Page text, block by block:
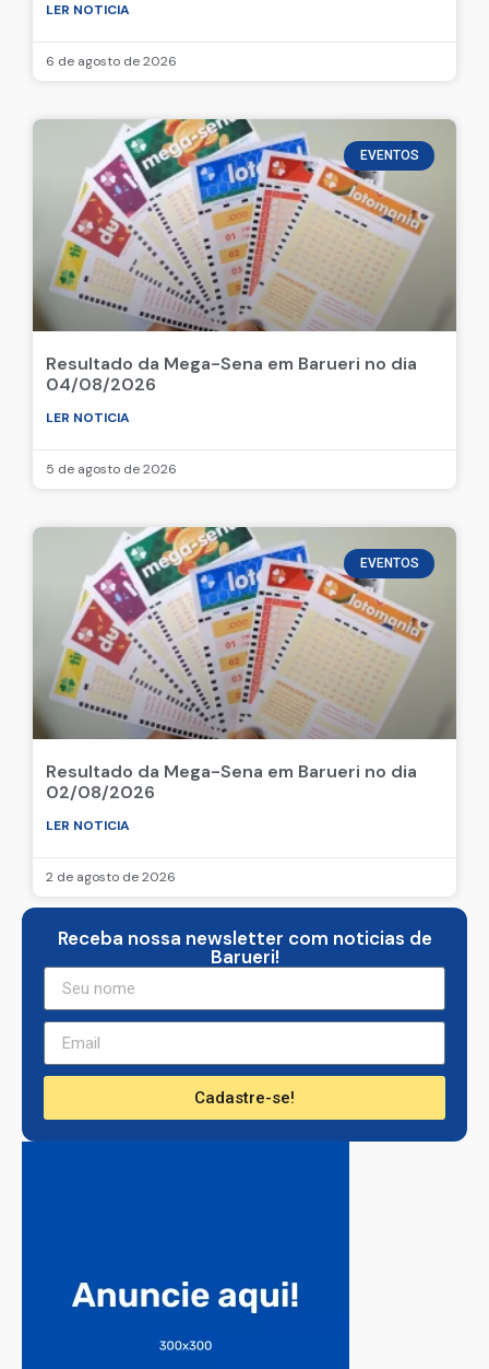
LER NOTICIA
6 de agosto de 2026
EVENTOS
Resultado da Mega-Sena em Barueri no dia
04/08/2026
LER NOTICIA
5 de agosto de 2026
EVENTOS
Resultado da Mega-Sena em Barueri no dia
02/08/2026
LER NOTICIA
2 de agosto de 2026
Receba nossa newsletter com noticias de
Barueri!
Cadastre-se!